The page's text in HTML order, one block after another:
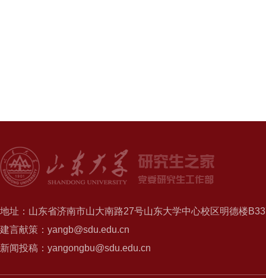
地址：山东省济南市山大南路27号山东大学中心校区明德楼
建言献策：yangb@sdu.edu.cn
新闻投稿：yangongbu@sdu.edu.cn